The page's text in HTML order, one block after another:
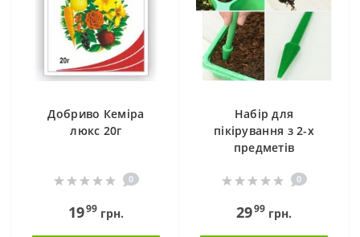
Добриво Кеміра
люкс 20г
0
1999 грн.
Набір для
пікірування з 2-х
предметів
0
2999 грн.